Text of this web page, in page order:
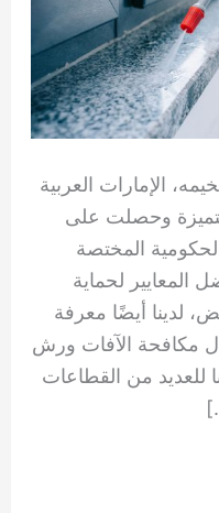
الإمارات العربية
وحصلت على
المختصة
المعايير لحماية
لدينا أيضًا معرفة
مكافحة الآفات ورش
للعديد من القطاعات